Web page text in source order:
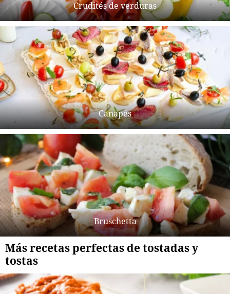
Crudités de verduras
Canapés
Bruschetta
Más recetas perfectas de tostadas y
tostas